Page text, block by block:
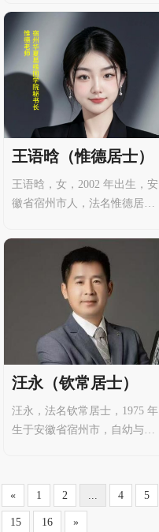
年，以 “快、准、奇” 的服务特
色著称，是 “新派风水” 代表人
物，在传统智慧与现代生活的
融合领域颇具影响力。
王语晗（惟德居士）
王语晗，女，2002 年出生，安
徽省宿州市人，法名惟德居
的悟性。因对中华优秀传统文
化的浓厚兴趣，踏上奇门遁甲
的研习之路，始终以敬畏与严
谨之心探索这门博大精深的学
汪永（钦常居士）
汪永，法名钦常居士，1975 年
生于安徽省宿州市，自幼与佛
个领域的实战型传承者。其求
法之路遍及多地，融合佛理与
易术，形成 “以佛修心、以易济
« 1 2 ... 4 5
15 16 »